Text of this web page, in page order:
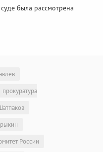
была рассмотрена
прокуратура
России